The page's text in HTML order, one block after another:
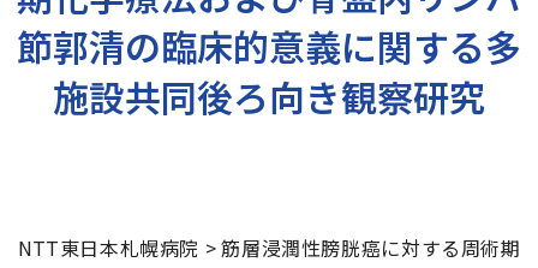
医療・介護関係の方
節郭清の臨床的意義に関する多
施設共同後ろ向き観察研究
NTT東日本札幌病院 >筋層浸潤性膀胱癌に対する周術期